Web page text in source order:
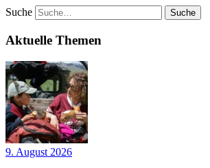
Suche
Aktuelle Themen
9. August 2026